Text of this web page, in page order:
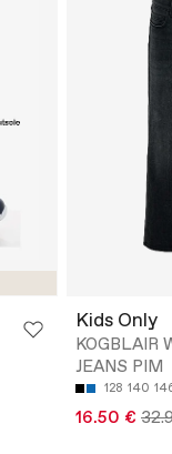
Kids Only
KOGBLAIR
JEANS PIM
128 140
16.50 €